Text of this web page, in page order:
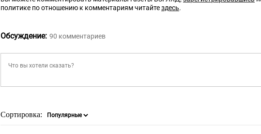
политике по отношению к комментариям читайтездесь.
Обсуждение: 90 комментариев
Сортировка: